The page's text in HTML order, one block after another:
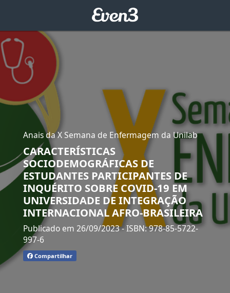
Anais da X Semana de Enfermagem da Unilab
CARACTERÍSTICAS
SOCIODEMOGRÁFICAS DE
ESTUDANTES PARTICIPANTES DE
INQUÉRITO SOBRE COVID-19 EM
UNIVERSIDADE DE INTEGRAÇÃO
INTERNACIONAL AFRO-BRASILEIRA
Publicado em 26/09/2023- ISBN: 978-85-5722-
997-6
Compartilhar